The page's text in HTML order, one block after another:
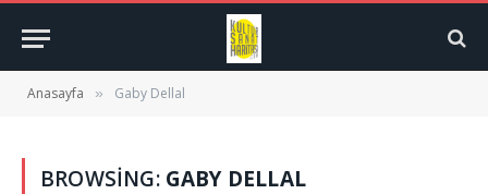
Anasayfa » Gaby Dellal
BROWSING: GABY DELLAL